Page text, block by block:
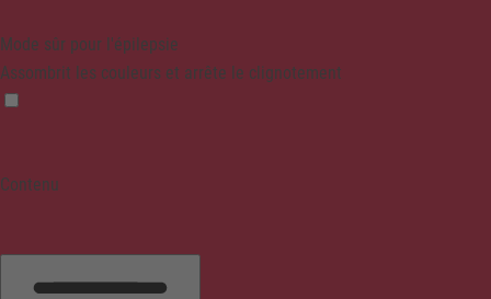
Mode sûr pour l'épilepsie
Assombrit les couleurs et arrête le clignotement
Contenu